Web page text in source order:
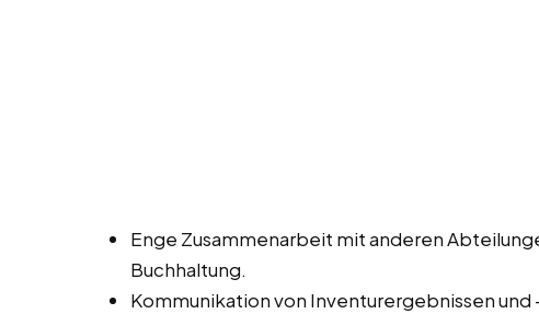
Enge Zusammenarbeit mit anderen
Buchhaltung.
Kommunikation von Inventurergebnissen